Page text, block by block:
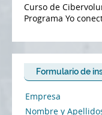
Curso de
Programa Yo
Formulario de